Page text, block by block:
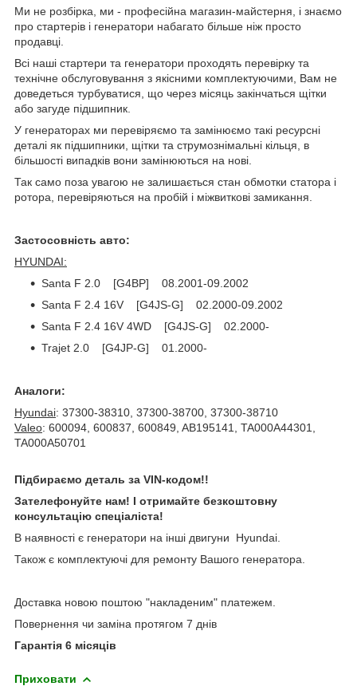
Ми не розбірка, ми - професійна магазин-майстерня, і знаємо
про стартерів і генератори набагато більше ніж просто
продавці.
Всі наші стартери та генератори проходять перевірку та
технічне обслуговування з якісними комплектуючими, Вам не
доведеться турбуватися, що через місяць закінчаться щітки
або загуде підшипник.
У генераторах ми перевіряємо та замінюємо такі ресурсні
деталі як підшипники, щітки та струмознімальні кільця, в
більшості випадків вони замінюються на нові.
Так само поза увагою не залишається стан обмотки статора і
ротора, перевіряються на пробій і міжвиткові замикання.
Застосовність авто:
HYUNDAI:
Santa F 2.0 [G4BP] 08.2001-09.2002
Santa F 2.4 16V [G4JS-G] 02.2000-09.2002
Santa F 2.4 16V 4WD [G4JS-G] 02.2000-
Trajet 2.0 [G4JP-G] 01.2000-
Аналоги:
Hyundai: 37300-38310, 37300-38700, 37300-38710
Valeo: 600094, 600837, 600849, AB195141, TA000A44301,
TA000A50701
Підбираємо деталь за VIN-кодом!!
Зателефонуйте нам! І отримайте безкоштовну
консультацію спеціаліста!
В наявності є генератори на інші двигуни Hyundai.
Також є комплектуючі для ремонту Вашого генератора.
Доставка новою поштою "накладеним" платежем.
Повернення чи заміна протягом 7 днів
Гарантія 6 місяців
Приховати